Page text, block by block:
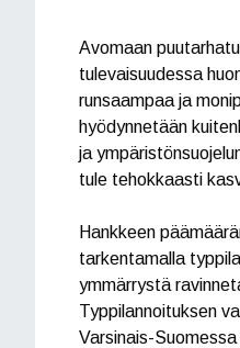
Avomaan
tulevaisuudessa
runsaampaa ja
hyödynnetään
ja
tule tehokkaasti
Hankkeen
tarkentamalla
ymmärrystä
Typpilannoituksen
Varsinais-